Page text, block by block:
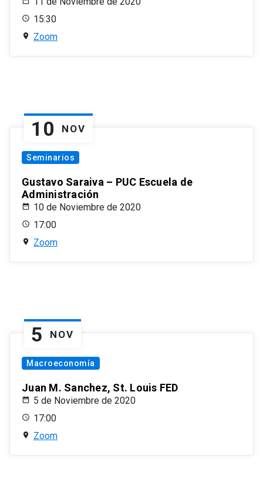
15:30
Zoom
10 NOV
Seminarios
Gustavo Saraiva – PUC Escuela de
Administración
10 de Noviembre de 2020
17:00
Zoom
5 NOV
Macroeconomía
Juan M. Sanchez, St. Louis FED
5 de Noviembre de 2020
17:00
Zoom